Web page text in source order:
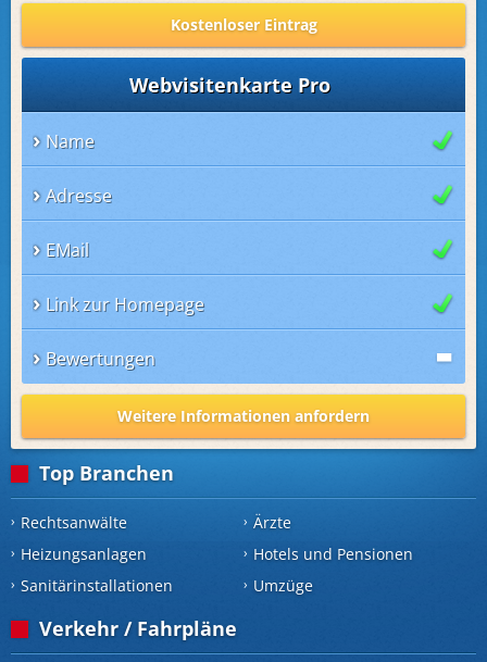
Kostenloser Eintrag
Webvisitenkarte Pro
Name
Adresse
EMail
Link zur Homepage
Bewertungen
Weitere Informationen anfordern
Top Branchen
Rechtsanwälte Ärzte
Heizungsanlagen
Hotels und Pensionen
Sanitärinstallationen
Umzüge
Verkehr / Fahrpläne